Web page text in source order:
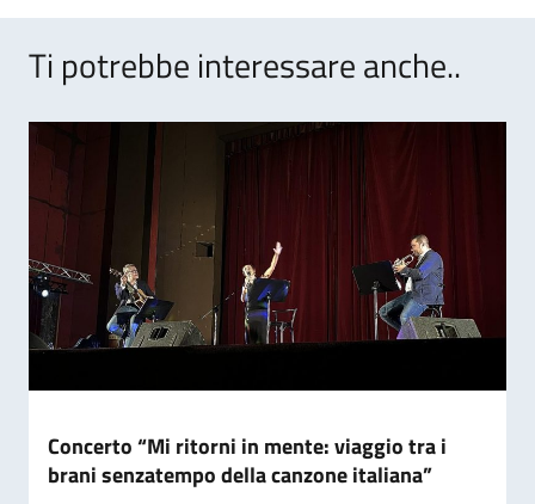
Ti potrebbe interessare anche..
Concerto “Mi ritorni in mente: viaggio tra i
brani senzatempo della canzone italiana”